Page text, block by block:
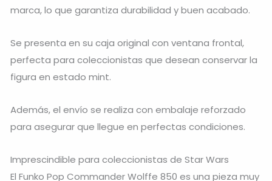
marca, lo que garantiza durabilidad y buen acabado.
Se presenta en su caja original con ventana frontal,
perfecta para coleccionistas que desean conservar la
figura en estado mint.
Además, el envío se realiza con embalaje reforzado
para asegurar que llegue en perfectas condiciones.
Imprescindible para coleccionistas de Star Wars
El Funko Pop Commander Wolffe 850 es una pieza muy